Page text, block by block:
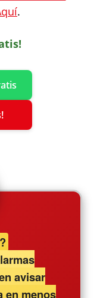
.
avisar
en menos